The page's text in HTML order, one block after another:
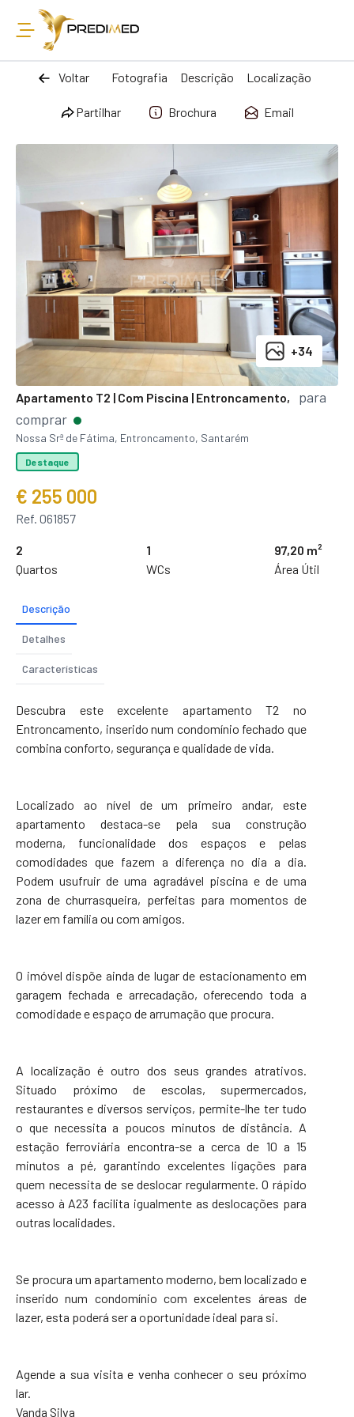
Voltar Fotografia Descrição Localização
Partilhar Brochura Email
+34
Apartamento T2 | Com Piscina | Entroncamento,
para
comprar
Nossa Srª de Fátima, Entroncamento, Santarém
Destaque
€ 255 000
Ref. 061857
2
Quartos
1
WCs
97,20 m²
Área Útil
Descrição
Detalhes
Características
Descubra este excelente apartamento T2 no
Entroncamento, inserido num condomínio fechado que
combina conforto, segurança e qualidade de vida.
Localizado ao nível de um primeiro andar, este
apartamento destaca-se pela sua construção
moderna, funcionalidade dos espaços e pelas
comodidades que fazem a diferença no dia a dia.
Podem usufruir de uma agradável piscina e de uma
zona de churrasqueira, perfeitas para momentos de
lazer em família ou com amigos.
O imóvel dispõe ainda de lugar de estacionamento em
garagem fechada e arrecadação, oferecendo toda a
comodidade e espaço de arrumação que procura.
A localização é outro dos seus grandes atrativos.
Situado próximo de escolas, supermercados,
restaurantes e diversos serviços, permite-lhe ter tudo
o que necessita a poucos minutos de distância. A
estação ferroviária encontra-se a cerca de 10 a 15
minutos a pé, garantindo excelentes ligações para
quem necessita de se deslocar regularmente. O rápido
acesso à A23 facilita igualmente as deslocações para
outras localidades.
Se procura um apartamento moderno, bem localizado e
inserido num condomínio com excelentes áreas de
lazer, esta poderá ser a oportunidade ideal para si.
Agende a sua visita e venha conhecer o seu próximo
lar.
Vanda Silva